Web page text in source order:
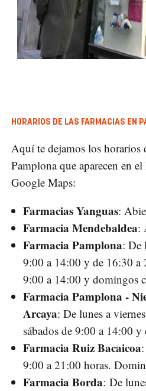
HORARIOS DE LAS FARMACIAS EN
Aquí te dejamos los horarios
Pamplona que aparecen en
Google Maps:
Farmacias Yanguas:
Farmacia Mendebaldea:
Farmacia Pamplona: De
9:00 a 14:00 y de 16:30 a
9:00 a 14:00 y domingos
Farmacia Pamplona -
Arcaya: De lunes a
sábados de 9:00 a 14:00
Farmacia Ruiz Bacaicoa
9:00 a 21:00 horas.
Farmacia Borda: De